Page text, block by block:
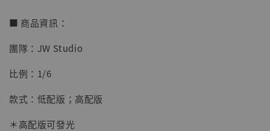
【店內現貨】七龍珠 系列蒐藏雕像 悟空 鳥山
NT$ 4,280
NT$ 5,580
■ 商品資訊：
團隊：JW Studio
比例：1/6
款式：低配版；高配版
＊高配版可發光